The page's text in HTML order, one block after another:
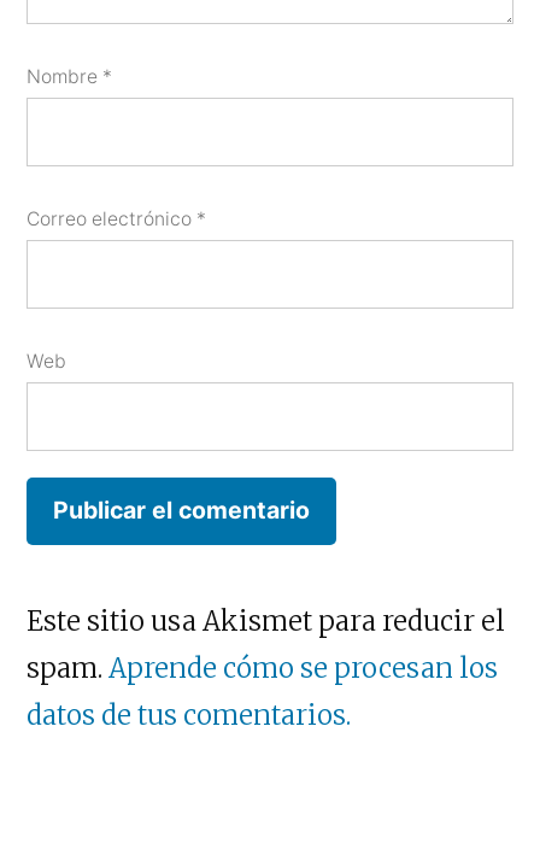
Nombre *
Correo electrónico *
Web
Este sitio usa Akismet para reducir el
spam. Aprende cómo se procesan los
datos de tus comentarios.